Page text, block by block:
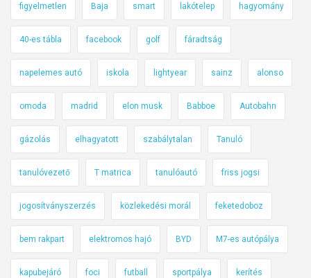
figyelmetlen Baja smart lakótelep hagyomány
40-es tábla facebook golf fáradtság
napelemes autó iskola lightyear sainz alonso
omoda madrid elon musk Babboe Autobahn
gázolás elhagyatott szabálytalan Tanuló
tanulóvezető T matrica tanulóautó friss jogsi
jogosítványszerzés közlekedési morál feketedoboz
bem rakpart elektromos hajó BYD M7-es autópálya
kapubejáró foci futball sportpálya kerítés